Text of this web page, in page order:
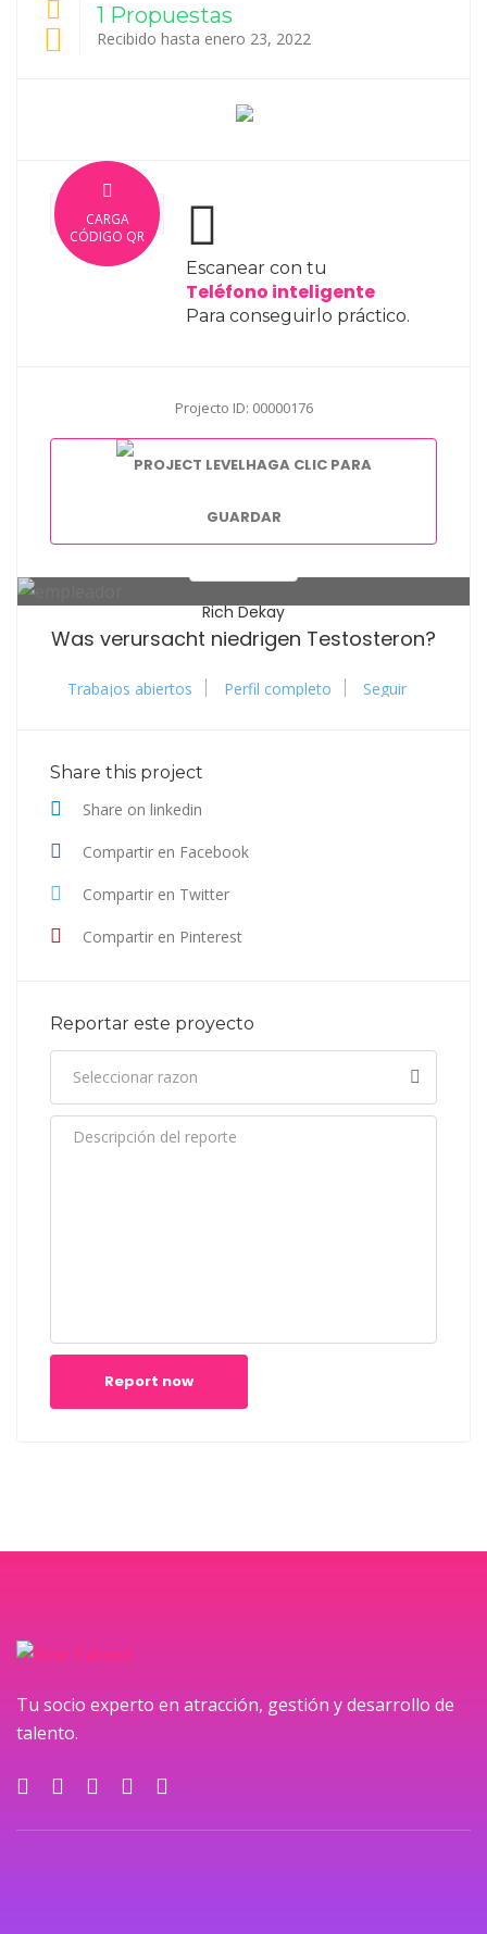
1 Propuestas
Recibido hasta enero 23, 2022
CARGA
CÓDIGO QR
Escanear con tu
Teléfono inteligente
Para conseguirlo práctico.
Projecto ID: 00000176
HAGA CLIC PARA
GUARDAR
Rich Dekay
Was verursacht niedrigen Testosteron?
Trabajos abiertos Perfil completo Seguir
Share this project
Share on linkedin
Compartir en Facebook
Compartir en Twitter
Compartir en Pinterest
Reportar este proyecto
Report now
Tu socio experto en atracción, gestión y desarrollo de
talento.